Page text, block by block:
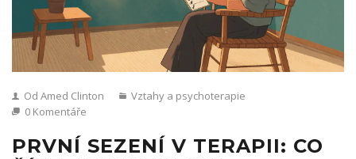
Od Amed Clinton
Vztahy a psychoterapie
0 Komentáře
PRVNÍ SEZENÍ V TERAPII: CO